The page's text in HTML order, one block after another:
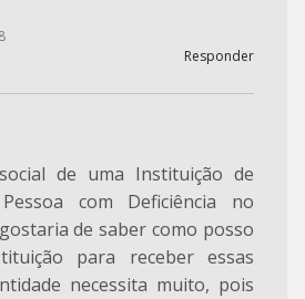
Responder
de uma Instituição de
com Deficiência no
de saber como posso
para receber essas
necessita muito, pois